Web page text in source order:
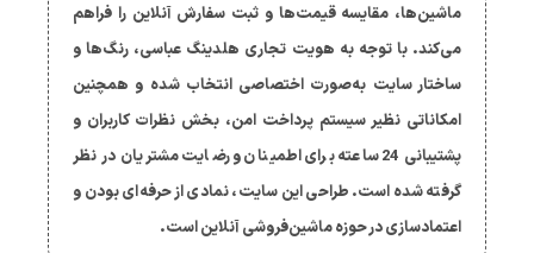
ماشین‌ها، مقایسه قیمت‌ها و ثبت سفارش آنلاین را فراهم
می‌کند. با توجه به هویت تجاری هلدینگ عباسی، رنگ‌ها و
ساختار سایت به‌صورت اختصاصی انتخاب شده و همچنین
امکاناتی نظیر سیستم پرداخت امن، بخش نظرات کاربران و
پشتیبانی 24 ساعته برای اطمینان و رضایت مشتریان در نظر
گرفته شده است. طراحی این سایت، نمادی از حرفه‌ای بودن و
اعتمادسازی در حوزه ماشین‌فروشی آنلاین است.